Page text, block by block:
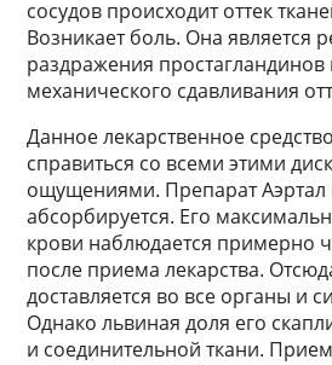
сосудов происходит оттек
Возникает боль. Она является
раздражения простагландинов
механического сдавливания
Данное лекарственное
справиться со всеми этими
ощущениями. Препарат Аэртал
абсорбируется. Его
крови наблюдается примерно
после приема лекарства.
доставляется во все органы и
Однако львиная доля его
и соединительной ткани.